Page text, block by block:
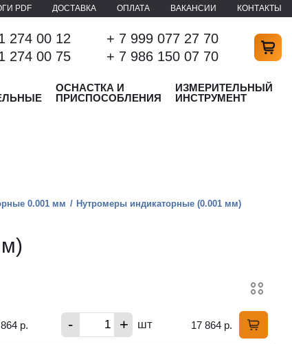
PDF ДОСТАВКА ОПЛАТА ВАКАНСИИ КОНТАКТЫ
274 00 12
274 00 75
+ 7 999 077 27 70
+ 7 986 150 07 70
ОСНАСТКА И
ПРИСПОСОБЛЕНИЯ
ИЗМЕРИТЕЛЬНЫЙ
ИНСТРУМЕНТ
0.001 мм Нутромеры индикаторные (0.001 мм)
р. - + шт 17 864 р.